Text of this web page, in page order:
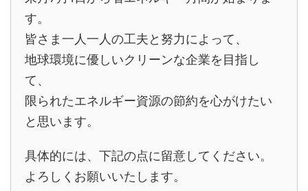
す。
皆さま一人一人の工夫と努力によって、
地球環境に優しいクリーンな企業を目指し
て、
限られたエネルギー資源の節約を心がけたい
と思います。
具体的には、下記の点に留意してください。
よろしくお願いいたします。